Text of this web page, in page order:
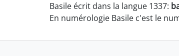
Basile écrit dans la langue 1337:
En numérologie Basile c'est le